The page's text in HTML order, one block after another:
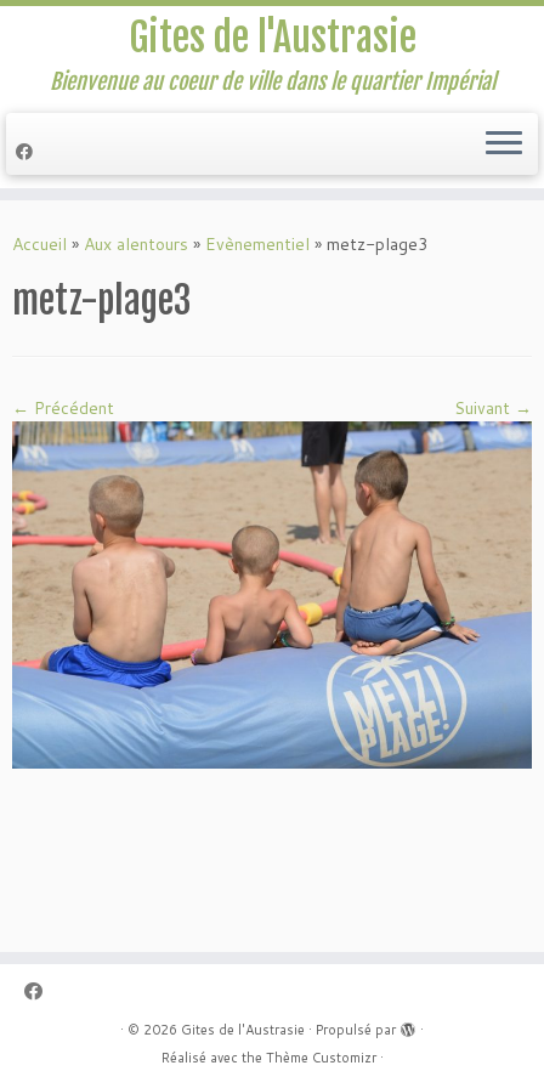
au
Gites de l'Austrasie
Bienvenue au coeur de ville dans le quartier Impérial
Accueil » Aux alentours » Evènementiel » metz-plage3
metz-plage3
← Précédent Suivant →
· © 2026 Gites de l'Austrasie · Propulsé par
·
Réalisé avec the Thème Customizr·